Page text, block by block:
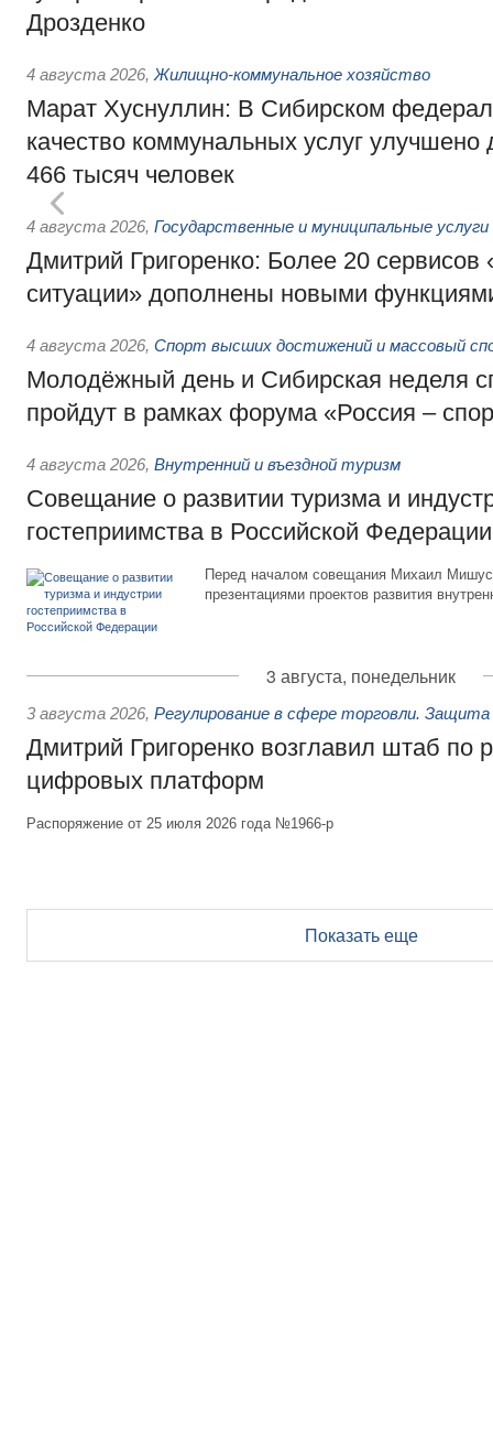
Дрозденко
4 августа 2026, Жилищно-коммунальное хозяйство
Марат Хуснуллин: В Сибирском
качество коммунальных услуг
466 тысяч человек
4 августа 2026, Государственные и муниципальные услуги
Дмитрий Григоренко: Более 20 сервисов
ситуации» дополнены новыми
4 августа 2026, Спорт высших достижений и массовый
Молодёжный день и Сибирская неделя
пройдут в рамках форума «Россия –
4 августа 2026, Внутренний и въездной туризм
Совещание о развитии туризма и
гостеприимства в Российской Федерации
Перед началом совещания Михаил
презентациями проектов развития
3 августа, понедельник
3 августа 2026, Регулирование в сфере торговли.
Дмитрий Григоренко возглавил штаб по
цифровых платформ
Распоряжение от 25 июля 2026 года №1966-р
Показать еще